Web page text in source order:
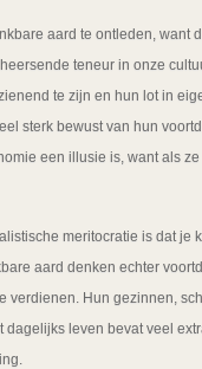
aard te ontleden,
teneur in onze
te zijn en hun lot in
sterk bewust van hun
een illusie is, want als
meritocratie is dat je
aard denken echter
verdienen. Hun gezinnen,
dagelijks leven bevat veel